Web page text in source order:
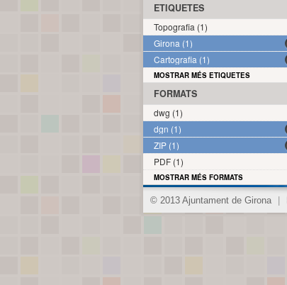
ETIQUETES
Topografia (1)
Girona (1)
Cartografia (1)
MOSTRAR MÉS ETIQUETES
FORMATS
dwg (1)
dgn (1)
ZIP (1)
PDF (1)
MOSTRAR MÉS FORMATS
© 2013 Ajuntament de Girona